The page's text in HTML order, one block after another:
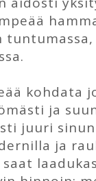
kohdata
ja
juuri
ja